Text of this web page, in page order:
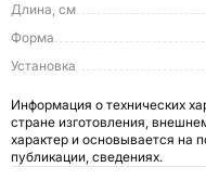
Длина, см
Форма
Установка
Информация о технических
стране изготовления,
характер и основывается на
публикации, сведениях.